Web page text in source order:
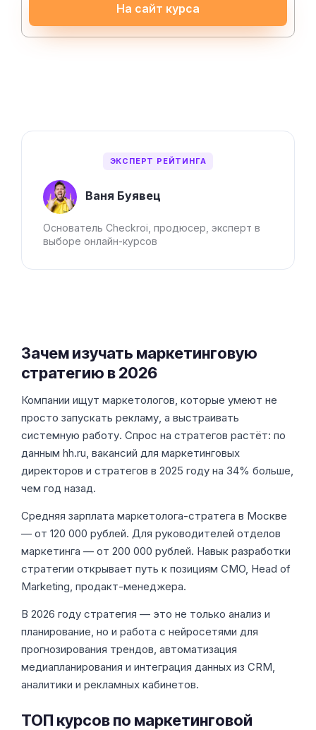
ЭКСПЕРТ РЕЙТИНГА
Ваня Буявец
Основатель Checkroi, продюсер, эксперт в
выборе онлайн-курсов
На сайт курса
Зачем изучать маркетинговую
стратегию в 2026
Компании ищут маркетологов, которые умеют не
просто запускать рекламу, а выстраивать
системную работу. Спрос на стратегов растёт: по
данным hh.ru, вакансий для маркетинговых
директоров и стратегов в 2025 году на 34% больше,
чем год назад.
Средняя зарплата маркетолога-стратега в Москве
— от 120 000 рублей. Для руководителей отделов
маркетинга — от 200 000 рублей. Навык разработки
стратегии открывает путь к позициям CMO, Head of
Marketing, продакт-менеджера.
В 2026 году стратегия — это не только анализ и
планирование, но и работа с нейросетями для
прогнозирования трендов, автоматизация
медиапланирования и интеграция данных из CRM,
аналитики и рекламных кабинетов.
ТОП курсов по маркетинговой